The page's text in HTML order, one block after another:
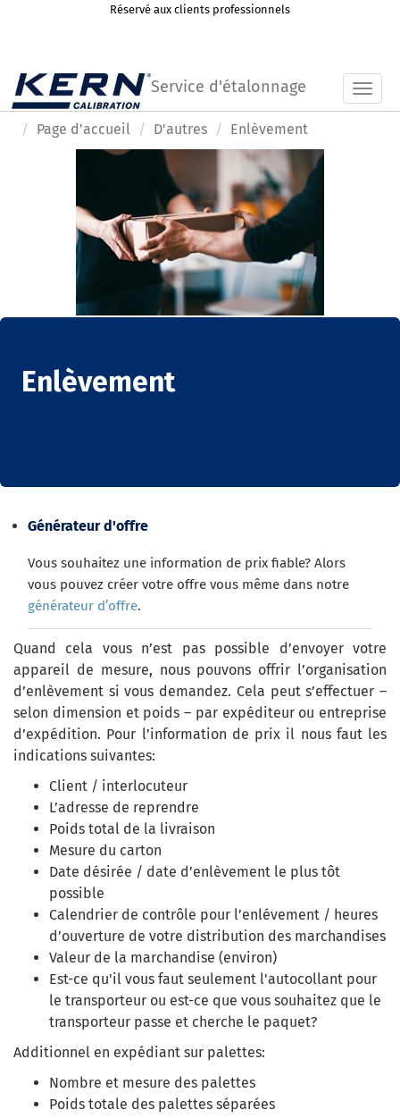
Réservé aux clients professionnels
Service d'étalonnage
Page d'accueil D'autres Enlèvement
Enlèvement
Générateur d'offre
Vous souhaitez une information de prix fiable? Alors
vous pouvez créer votre offre vous même dans notre
générateur d’offre.
Quand cela vous n’est pas possible d’envoyer votre
appareil de mesure, nous pouvons offrir l’organisation
d’enlèvement si vous demandez. Cela peut s’effectuer –
selon dimension et poids – par expéditeur ou entreprise
d’expédition. Pour l’information de prix il nous faut les
indications suivantes:
Client / interlocuteur
L’adresse de reprendre
Poids total de la livraison
Mesure du carton
Date désirée / date d’enlèvement le plus tôt
possible
Calendrier de contrôle pour l’enlévement / heures
d’ouverture de votre distribution des marchandises
Valeur de la marchandise (environ)
Est-ce qu'il vous faut seulement l'autocollant pour
le transporteur ou est-ce que vous souhaitez que le
transporteur passe et cherche le paquet?
Additionnel en expédiant sur palettes:
Nombre et mesure des palettes
Poids totale des palettes séparées